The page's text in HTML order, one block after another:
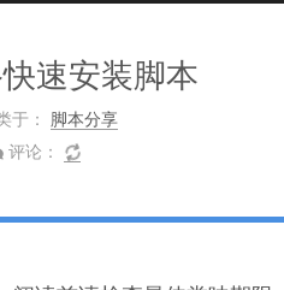
速安装脚本
于： 脚本分享
评论：